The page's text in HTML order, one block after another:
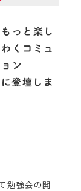
もっと楽し
くコミュ
ン
登壇しま
勉強会の開